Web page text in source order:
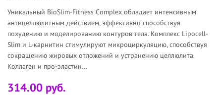
Уникальный BioSlim-Fitness Complex обладает интенсивным
антицеллюлитным действием, эффективно способствуя
похудению и моделированию контуров тела. Koмплекс Lipocell-
Slim и L-карнитин стимулируют микроциркуляцию, способствуя
сокращению жировых отложений и устранению целлюлита.
Koллаген и про-эластин...
314.00 руб.